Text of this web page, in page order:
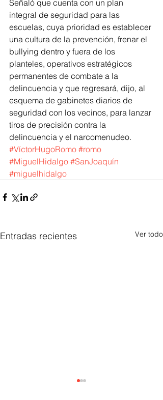
Señaló que cuenta con un plan
integral de seguridad para las
escuelas, cuya prioridad es establecer
una cultura de la prevención, frenar el
bullying dentro y fuera de los
planteles, operativos estratégicos
permanentes de combate a la
delincuencia y que regresará, dijo, al
esquema de gabinetes diarios de
seguridad con los vecinos, para lanzar
tiros de precisión contra la
delincuencia y el narcomenudeo.
#VíctorHugoRomo #romo
#MiguelHidalgo #SanJoaquín
#miguelhidalgo
Entradas recientes Ver todo